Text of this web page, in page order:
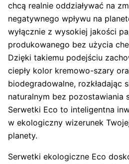
chcą realnie oddziaływać na
negatywnego wpływu na
wyłącznie z wysokiej jakości
produkowanego bez użycia
Dzięki takiemu podejściu
ciepły kolor kremowo-szary
biodegradowalne, rozkładając
naturalnym bez pozostawiania
Serwetki Eco to inteligentna
w ekologiczny wizerunek
planety.
Serwetki ekologiczne Eco